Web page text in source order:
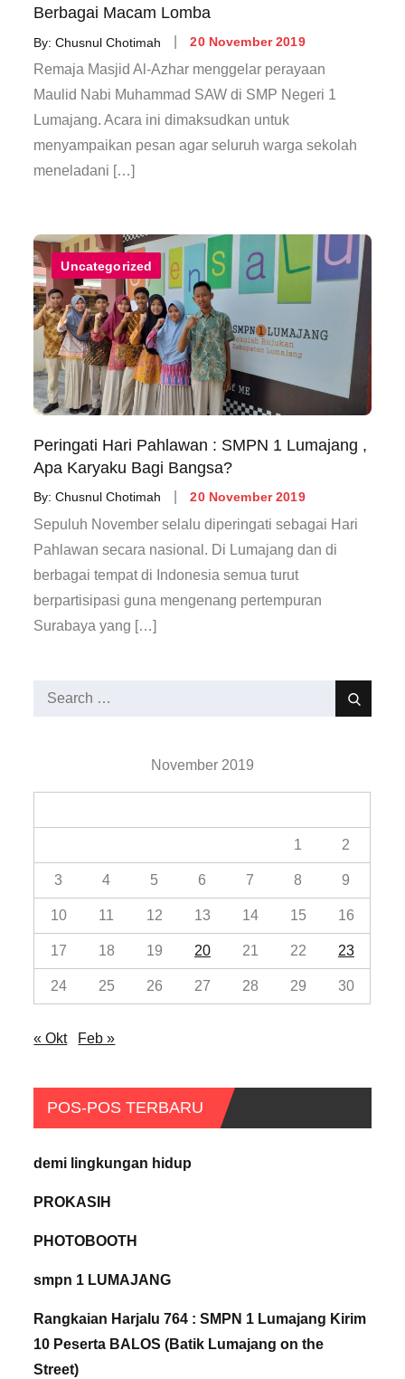
Berbagai Macam Lomba
By:Chusnul Chotimah
Posted
on
20 November 2019
Remaja Masjid Al-Azhar menggelar perayaan
Maulid Nabi Muhammad SAW di SMP Negeri 1
Lumajang. Acara ini dimaksudkan untuk
menyampaikan pesan agar seluruh warga sekolah
meneladani […]
Uncategorized
Peringati Hari Pahlawan : SMPN 1 Lumajang ,
Apa Karyaku Bagi Bangsa?
By:Chusnul Chotimah
Posted
on
20 November 2019
Sepuluh November selalu diperingati sebagai Hari
Pahlawan secara nasional. Di Lumajang dan di
berbagai tempat di Indonesia semua turut
berpartisipasi guna mengenang pertempuran
Surabaya yang […]
Search
Search
November 2019
1 2
3 4 5 6 7 8 9
10 11 12 13 14 15 16
17 18 19 20 21 22 23
24 25 26 27 28 29 30
« Okt Feb »
POS-POS TERBARU
demi lingkungan hidup
PROKASIH
PHOTOBOOTH
smpn 1 LUMAJANG
Rangkaian Harjalu 764 : SMPN 1 Lumajang Kirim
10 Peserta BALOS (Batik Lumajang on the
Street)